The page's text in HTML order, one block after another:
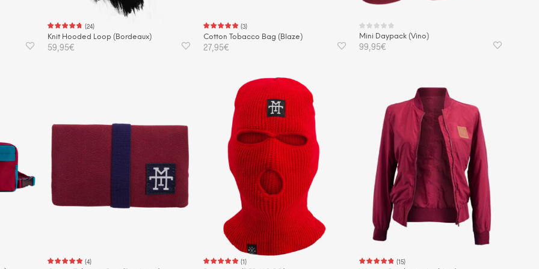
(24)
Knit Hooded Loop (Bordeaux)
59,95€
(3)
Cotton Tobacco Bag (Blaze)
27,95€
Mini Daypack (Vino)
99,95€
(4) (1) (15)